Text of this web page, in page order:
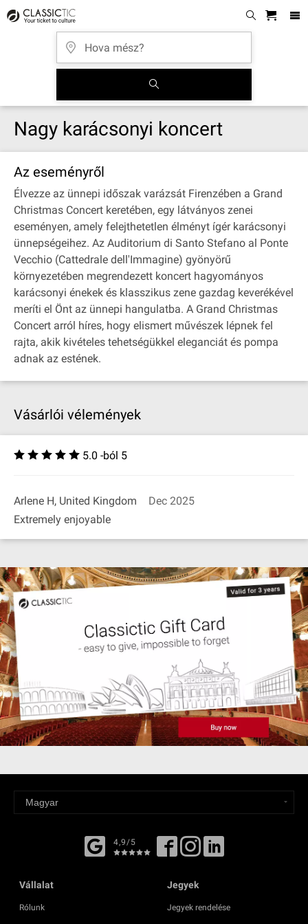
Nagy karácsonyi koncert
Az eseményről
Élvezze az ünnepi időszak varázsát Firenzében a Grand
Christmas Concert keretében, egy látványos zenei
eseményen, amely felejthetetlen élményt ígér karácsonyi
ünnepségeihez. Az Auditorium di Santo Stefano al Ponte
Vecchio (Cattedrale dell'Immagine) gyönyörű
környezetében megrendezett koncert hagyományos
karácsonyi énekek és klasszikus zene gazdag keverékével
meríti el Önt az ünnepi hangulatba. A Grand Christmas
Concert arról híres, hogy elismert művészek lépnek fel
rajta, akik kivételes tehetségükkel eleganciát és pompa
adnak az estének.
Vásárlói vélemények
5.0 -ból 5
Arlene H, United Kingdom
Dec 2025
Extremely enjoyable
4,9/5
Vállalat
Rólunk
Jegyek
Jegyek rendelése